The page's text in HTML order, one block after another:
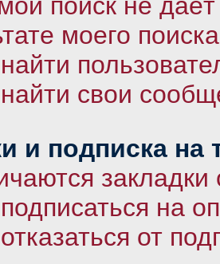
моего
свои
и подписка на
закладки
на
от